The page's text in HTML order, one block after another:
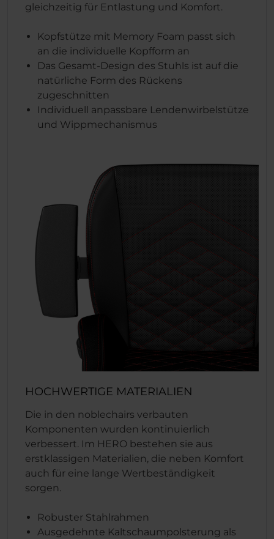
gleichzeitig für Entlastung und Komfort.
Kopfstütze mit Memory Foam passt sich
an die individuelle Kopfform an
Das Gesamt-Design des Stuhls ist auf die
natürliche Form des Rückens
zugeschnitten
Individuell anpassbare Lendenwirbelstütze
und Wippmechanismus
HOCHWERTIGE MATERIALIEN
Die in den noblechairs verbauten
Komponenten wurden kontinuierlich
verbessert. Im HERO bestehen sie aus
erstklassigen Materialien, die neben Komfort
auch für eine lange Wertbeständigkeit
sorgen.
Robuster Stahlrahmen
Ausgedehnte Kaltschaumpolsterung als